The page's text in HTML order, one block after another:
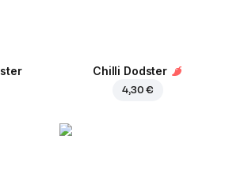
Chilli Dodster
4,30 €